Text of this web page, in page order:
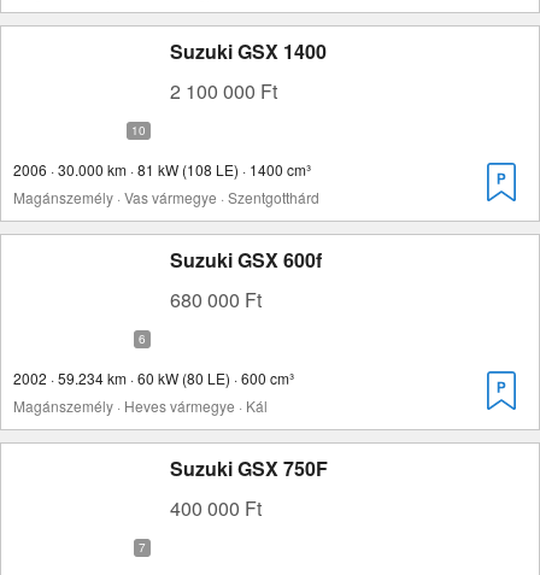
Suzuki GSX 1400
2 100 000 Ft
2006 · 30.000 km · 81 kW (108 LE) · 1400 cm³
Magánszemély · Vas vármegye · Szentgotthárd
Suzuki GSX 600f
680 000 Ft
2002 · 59.234 km · 60 kW (80 LE) · 600 cm³
Magánszemély · Heves vármegye · Kál
Suzuki GSX 750F
400 000 Ft